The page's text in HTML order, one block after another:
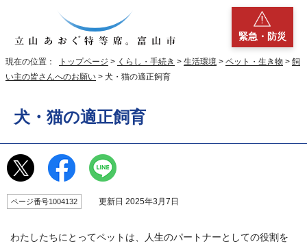
緊急・防災
現在の位置： トップページ > くらし・手続き > 生活環境 > ペット・生き物 > 飼
い主の皆さんへのお願い > 犬・猫の適正飼育
犬・猫の適正飼育
ページ番号1004132 更新日 2025年3月7日
わたしたちにとってペットは、人生のパートナーとしての役割を